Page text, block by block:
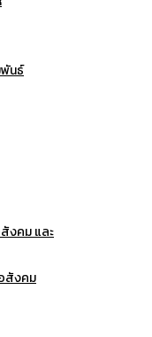
นธ์
งคม และ
สังคม